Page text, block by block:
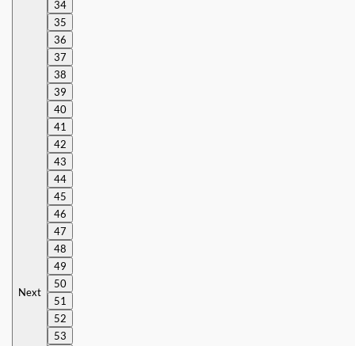
Next
34
35
36
37
38
39
40
41
42
43
44
45
46
47
48
49
50
51
52
53